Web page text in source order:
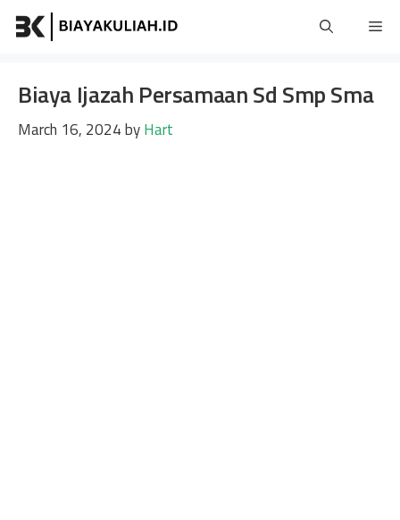
Skip
Biaya Ijazah Persamaan Sd Smp Sma
March 16, 2024byHart